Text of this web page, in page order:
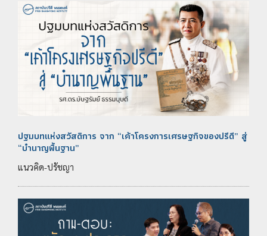
ปฐมบทแห่งสวัสดิการ จาก “เค้าโครงการเศรษฐกิจของปรีดี” สู่
“บำนาญพื้นฐาน”
แนวคิด-ปรัชญา